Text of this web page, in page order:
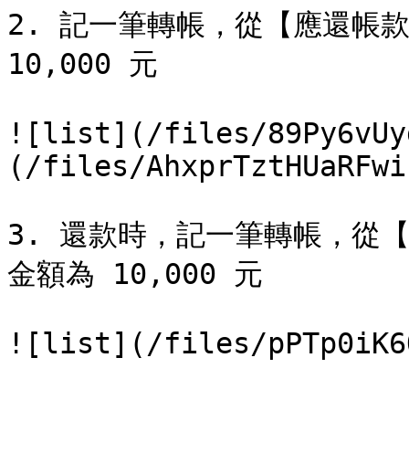
2. 記一筆轉帳，從【應還帳
10,000 元
![list](/files/
(/files/
3. 還款時，記一筆轉帳，從
金額為 10,000 元